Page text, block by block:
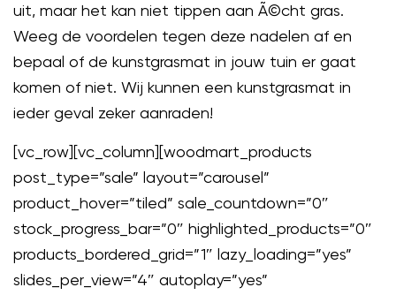
uit, maar het kan niet tippen aan Ã©cht gras.
Weeg de voordelen tegen deze nadelen af en
bepaal of de kunstgrasmat in jouw tuin er gaat
komen of niet. Wij kunnen een kunstgrasmat in
ieder geval zeker aanraden!
[vc_row][vc_column][woodmart_products
post_type=”sale” layout=”carousel”
product_hover=”tiled” sale_countdown=”0″
stock_progress_bar=”0″ highlighted_products=”0″
products_bordered_grid=”1″ lazy_loading=”yes”
slides_per_view=”4″ autoplay=”yes”